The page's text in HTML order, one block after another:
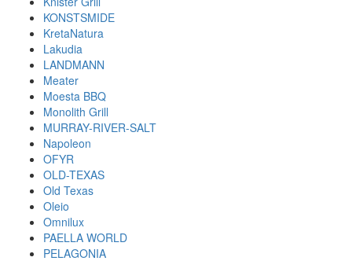
KONSTSMIDE
KretaNatura
Lakudia
LANDMANN
Meater
Moesta BBQ
Monolith Grill
MURRAY-RIVER-SALT
Napoleon
OFYR
OLD-TEXAS
Old Texas
Oleio
Omnilux
PAELLA WORLD
PELAGONIA